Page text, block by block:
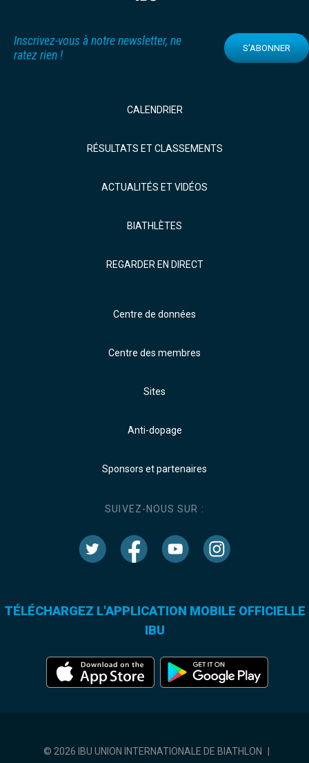
Inscrivez-vous à notre newsletter, ne
ratez rien !
S'ABONNER
CALENDRIER
RÉSULTATS ET CLASSEMENTS
ACTUALITÉS ET VIDÉOS
BIATHLÈTES
REGARDER EN DIRECT
Centre de données
Centre des membres
Sites
Anti-dopage
Sponsors et partenaires
SUIVEZ-NOUS SUR :
TÉLÉCHARGEZ L'APPLICATION MOBILE OFFICIELLE
IBU
© 2026 IBU UNION INTERNATIONALE DE BIATHLON |